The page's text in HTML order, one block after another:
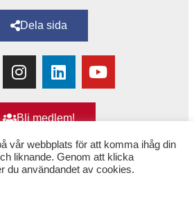
Dela sida
Bli medlem!
vår webbplats för att komma ihåg din
liknande. Genom att klicka
du användandet av cookies.